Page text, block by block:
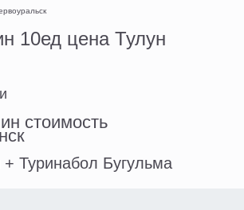
10ед цена Тулун
стоимость
Туринабол Бугульма